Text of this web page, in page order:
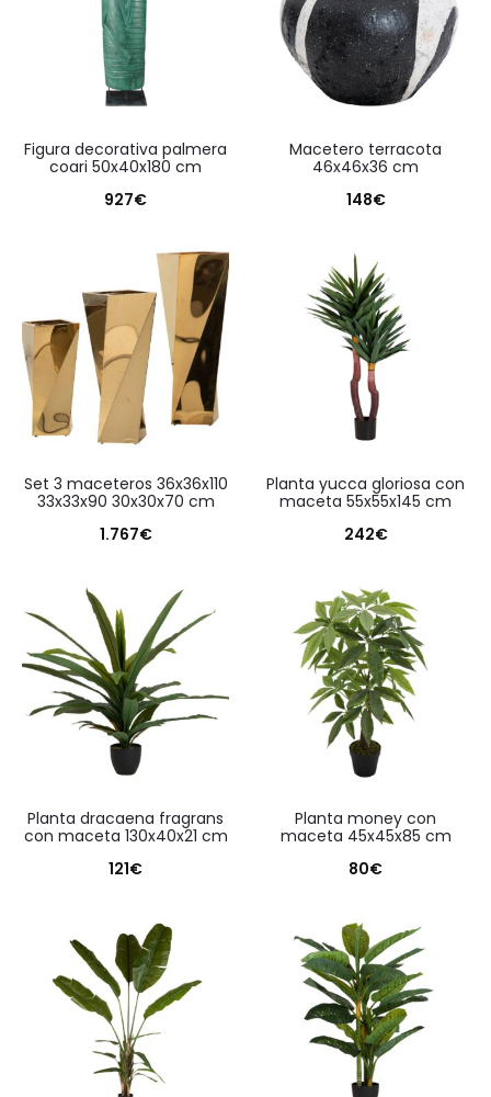
figura decorativa palmera
coari 50x40x180 cm
927€
macetero terracota
46x46x36 cm
148€
set 3 maceteros 36x36x110
33x33x90 30x30x70 cm
1.767€
planta yucca gloriosa con
maceta 55x55x145 cm
242€
planta dracaena fragrans
con maceta 130x40x21 cm
121€
planta money con
maceta 45x45x85 cm
80€